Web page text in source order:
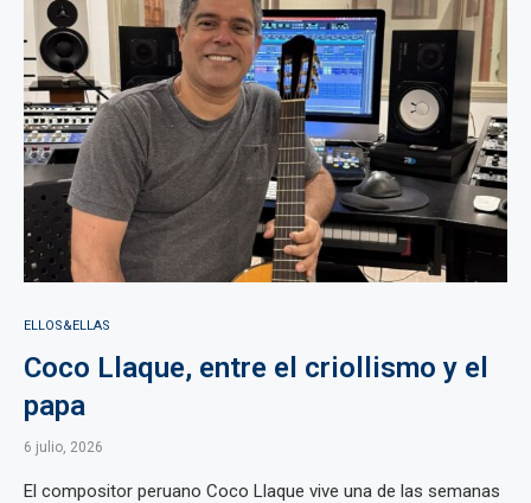
ELLOS&ELLAS
Coco Llaque, entre el criollismo y el
papa
6 julio, 2026
El compositor peruano Coco Llaque vive una de las semanas